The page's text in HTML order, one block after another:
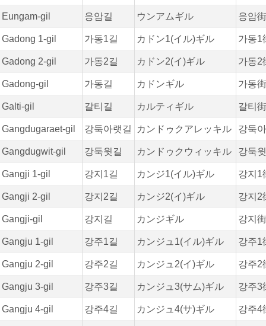
Eungam-gil 응암길 ウンアムギル 응암
Gadong 1-gil 가동1길 カドン1(イル)ギル 가동1
Gadong 2-gil 가동2길 カドン2(イ)ギル 가동2
Gadong-gil 가동길 カドンギル 가동
Galti-gil 갈티길 カルティギル 갈티
Gangdugaraet-gil 강둑아랫길 カンドゥクアレッキル 강둑
Gangdugwit-gil 강둑윗길 カンドゥクウィッキル 강둑
Gangji 1-gil 강지1길 カンジ1(イル)ギル 강지1
Gangji 2-gil 강지2길 カンジ2(イ)ギル 강지2
Gangji-gil 강지길 カンジギル 강지
Gangju 1-gil 강주1길 カンジュ1(イル)ギル 강주1
Gangju 2-gil 강주2길 カンジュ2(イ)ギル 강주2
Gangju 3-gil 강주3길 カンジュ3(サム)ギル 강주3
Gangju 4-gil 강주4길 カンジュ4(サ)ギル 강주4